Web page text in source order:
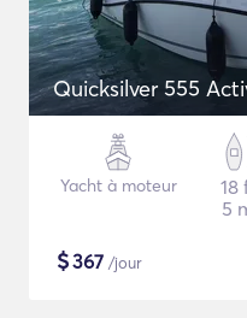
Quicksilver 555
Yacht à moteur
18
5
$367 /jour